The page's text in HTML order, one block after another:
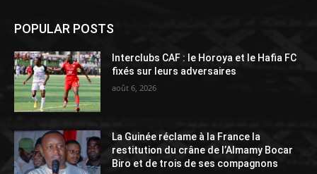
POPULAR POSTS
Interclubs CAF : le Horoya et le Hafia FC
fixés sur leurs adversaires
août 6, 2026
La Guinée réclame à la France la
restitution du crâne de l’Almamy Bocar
Biro et de trois de ses compagnons